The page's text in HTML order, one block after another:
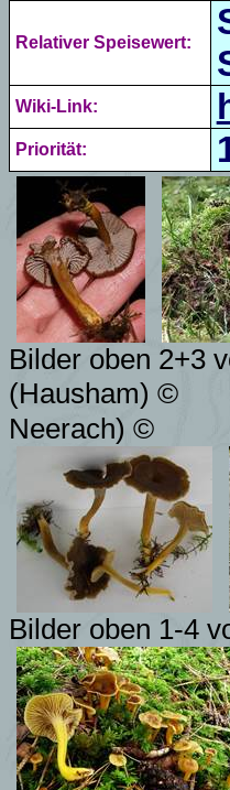
Relativer Speisewert:
Wiki-Link:
Priorität:
Bilder oben 2+3
(Hausham) ©
Neerach) ©
Bilder oben 1-4